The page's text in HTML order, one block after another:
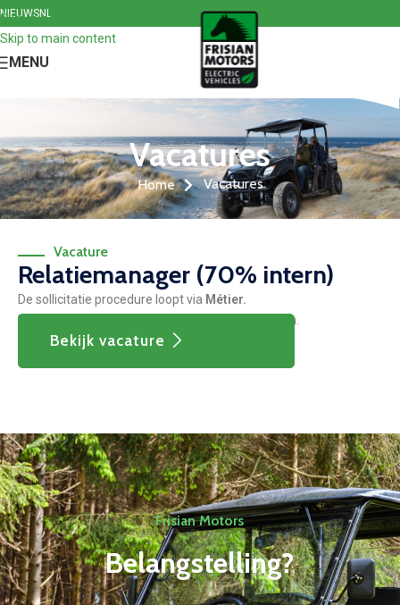
Skip to navigation
Skip to main content
NIEUWSNL
MENU
Vacatures
Home Vacatures
Vacature
Relatiemanager (70% intern)
De sollicitatie procedure loopt via Métier.
Klik op de knop om de gehele vacature te bekijken.
Bekijk vacature
Frisian Motors
Belangstelling?